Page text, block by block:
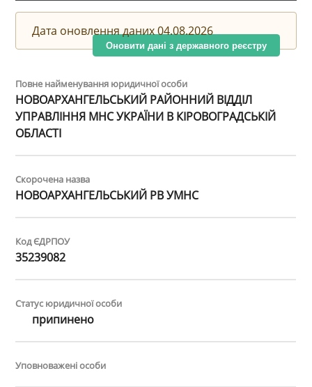
Дата оновлення даних 04.08.2026
Оновити дані з державного реєстру
Повне найменування юридичної особи
НОВОАРХАНГЕЛЬСЬКИЙ РАЙОННИЙ ВІДДІЛ
УПРАВЛІННЯ МНС УКРАЇНИ В КІРОВОГРАДСЬКІЙ
ОБЛАСТІ
Скорочена назва
НОВОАРХАНГЕЛЬСЬКИЙ РВ УМНС
Код ЄДРПОУ
35239082
Статус юридичної особи
припинено
Уповноважені особи